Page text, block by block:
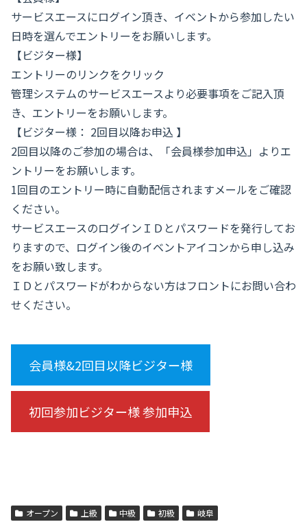
サービスエースにログイン頂き、イベントから参加したい
日時を選んでエントリーをお願いします。
【ビジター様】
エントリーのリンクをクリック
管理システムのサービスエースより必要事項をご記入頂
き、エントリーをお願いします。
【ビジター様： 2回目以降お申込 】
2回目以降のご参加の場合は、「会員様参加申込」よりエ
ントリーをお願いします。
1回目のエントリー時に自動配信されますメールをご確認
ください。
サービスエースのログインＩＤとパスワードを発行してお
りますので、ログイン後のイベントアイコンから申し込み
をお願い致します。
ＩＤとパスワードがわからない方はフロントにお問い合わ
せください。
会員様&2回目以降ビジター様
初回参加ビジター様 参加申込
オープン 上級 中級 初級
岐阜